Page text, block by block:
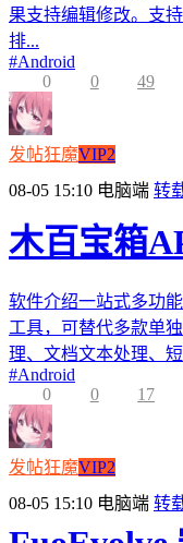
果支持编辑修改。支
排...
#Android
0
0 49
发帖狂魔VIP2
08-05 15:10 电脑端 转
木百宝箱
软件介绍一站式多功
工具，可替代多款单
理、文档文本处理、
#Android
0
0 17
发帖狂魔VIP2
08-05 15:10 电脑端 转